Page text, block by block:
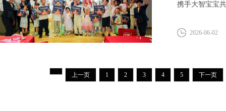
携手大智宝宝
2026-06-02
上一页 1 2 3 4 5 下一页